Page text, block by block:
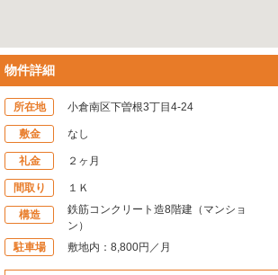
物件詳細
所在地 小倉南区下曽根3丁目4-24
敷金 なし
礼金 ２ヶ月
間取り １Ｋ
構造
鉄筋コンクリート造8階建（マンショ
ン）
駐車場
敷地内：8,800円／月